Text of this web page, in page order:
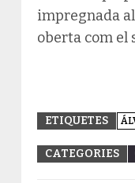
impregnada
oberta com el
ETIQUETES
CATEGORIES